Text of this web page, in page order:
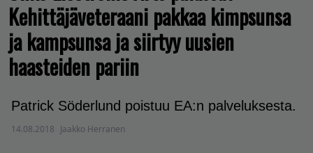
Kehittäjäveteraani pakkaa kimpsunsa
ja kampsunsa ja siirtyy uusien
haasteiden pariin
Patrick Söderlund poistuu EA:n palveluksesta.
14.08.2018 Jaakko Herranen